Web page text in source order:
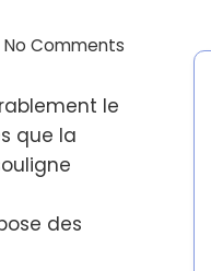
No Comments
le
que la
des